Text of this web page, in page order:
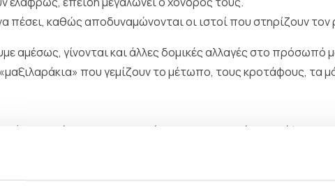
πέσει, καθώς αποδυναμώνονται οι ιστοί που στηρίζουν τον
αμέσως, γίνονται και άλλες δομικές αλλαγές στο πρόσωπό
που γεμίζουν το μέτωπο, τους κροτάφους, τα
λίπος μειώνεται, συγκεντρώνεται σε περιοχές και πέφτει
το δέρμα που ήταν λείο και σφιχτό να χαλαρώνει και να
λίπος, δημιουργώντας σακούλες στο πηγούνι και χαλάρωση